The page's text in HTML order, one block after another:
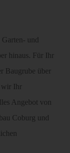
und
hinaus. Für Ihr
Baugrube über
wir Ihr
Angebot von
Coburg und